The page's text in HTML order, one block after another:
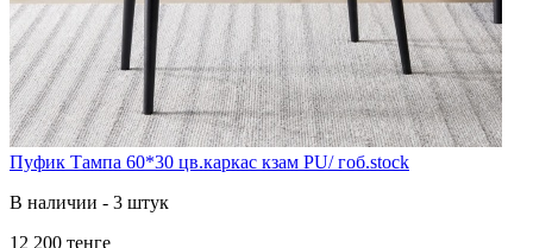
Пуфик Тампа 60*30 цв.каркас кзам PU/ гоб.stock
В наличии - 3 штук
12 200 тенге